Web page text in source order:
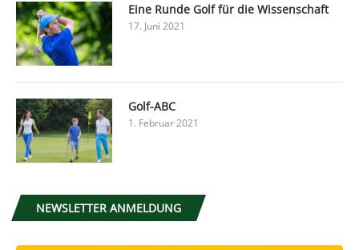
Eine Runde Golf für die Wissenschaft
17. Juni 2021
Golf-ABC
1. Februar 2021
NEWSLETTER ANMELDUNG